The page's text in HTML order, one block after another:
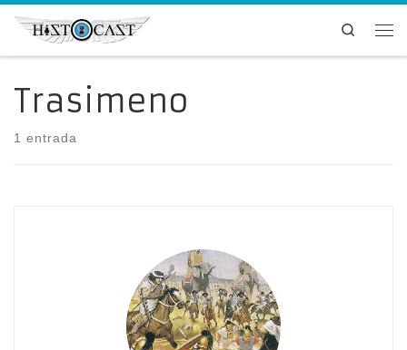
Saltar al contenido
Search
Trasimeno
1 entrada